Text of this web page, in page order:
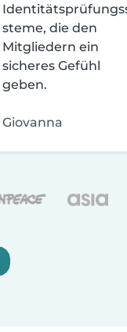
steme, die den
Mitgliedern ein
sicheres Gefühl
geben.
Giovanna